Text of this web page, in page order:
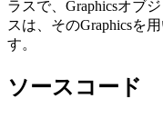
ラスで、Graphicsオブ
スは、そのGraphicsを
す。
ソースコード